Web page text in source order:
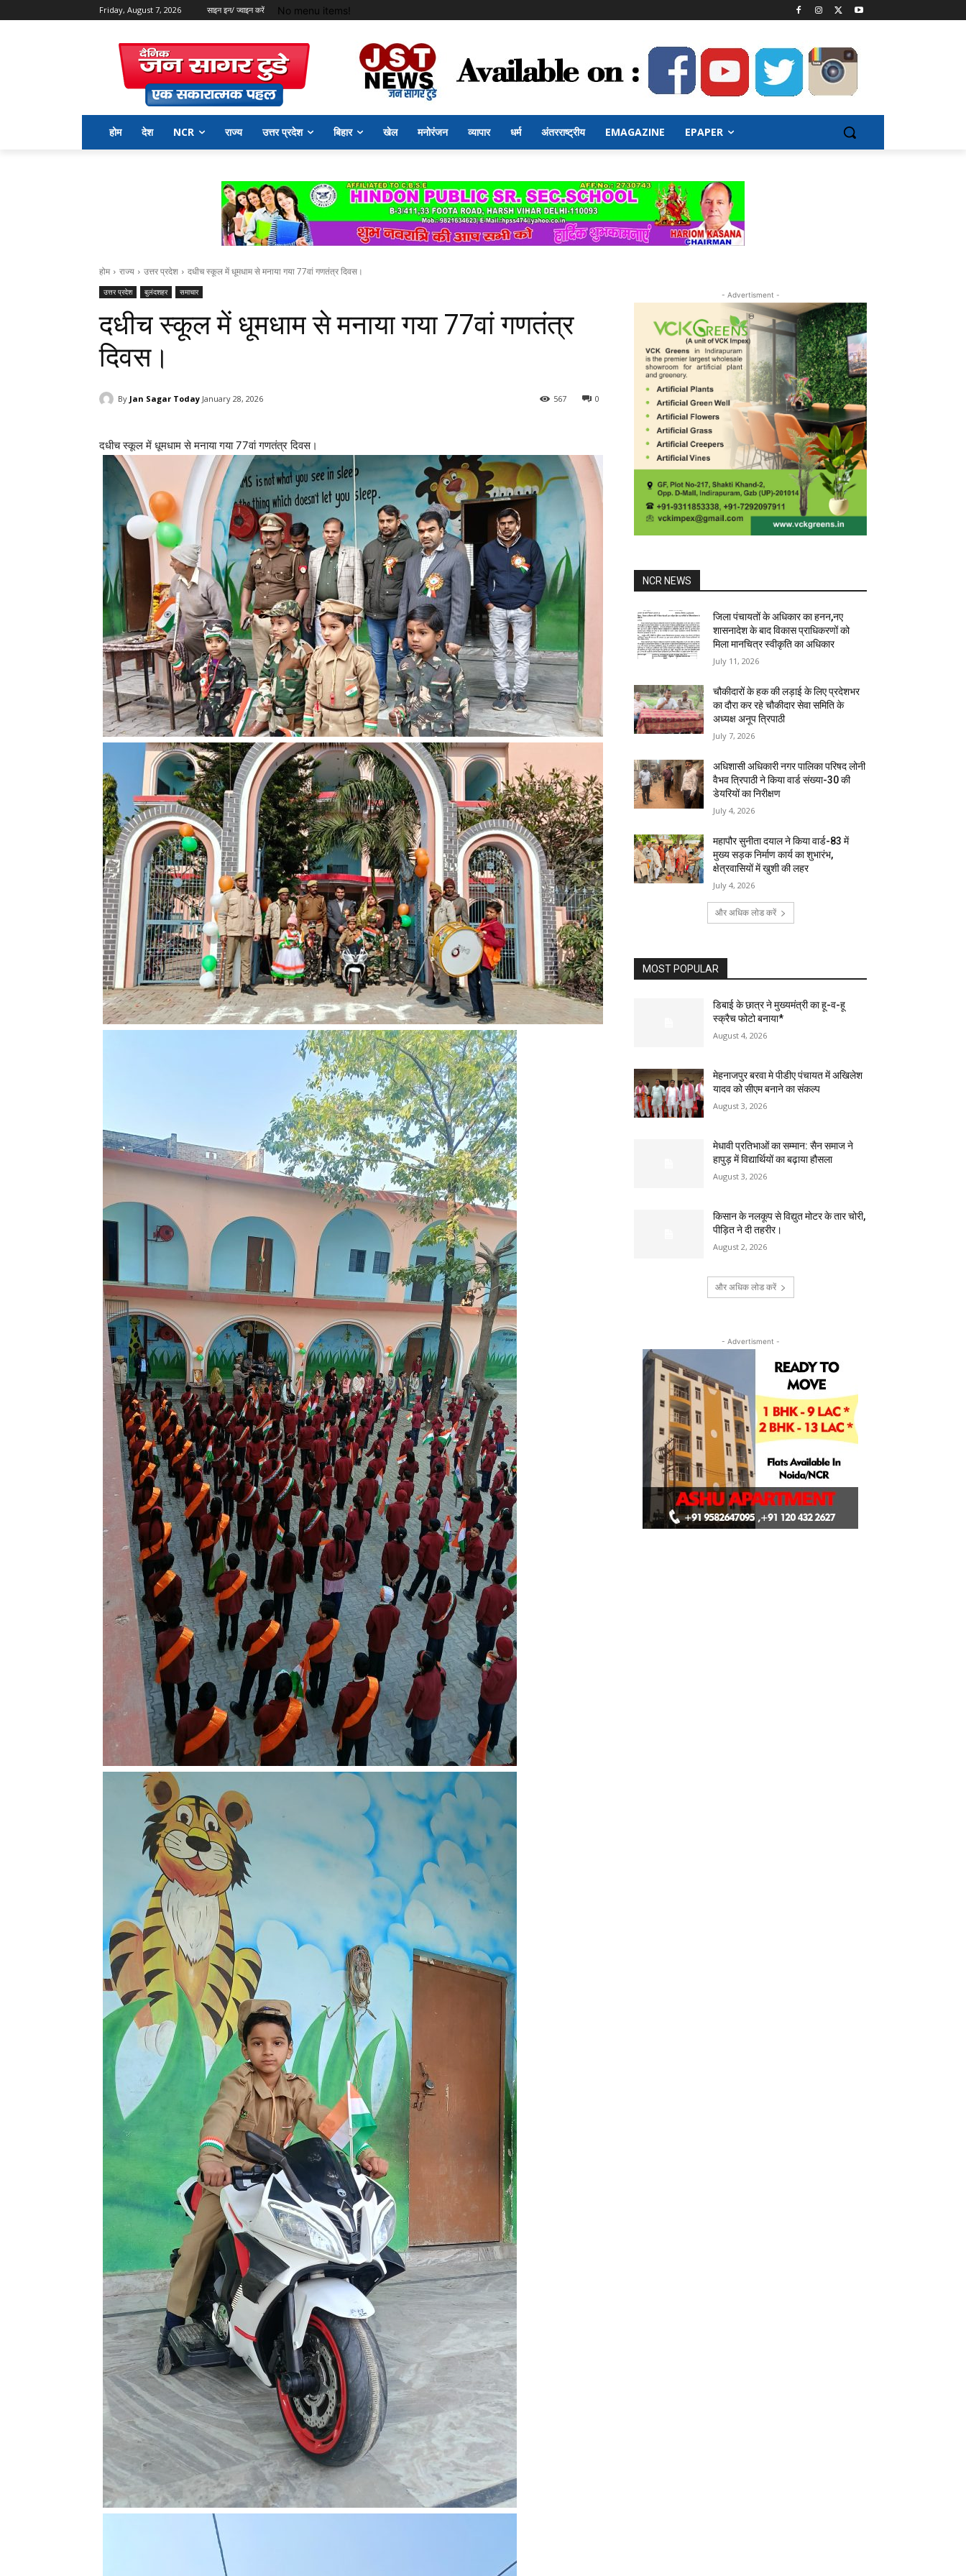
Friday, August 7, 2026 साइन इन/ ज्वाइन करें No menu items!
होम देश NCR राज्य उत्तर प्रदेश बिहार खेल मनोरंजन व्यापार धर्म अंतरराष्ट्रीय EMAGAZINE EPAPER
होम राज्य उत्तर प्रदेश दधीच स्कूल में धूमधाम से मनाया गया 77वां गणतंत्र दिवस।
उत्तर प्रदेश बुलंदशहर समाचार
दधीच स्कूल में धूमधाम से मनाया गया 77वां गणतंत्र
दिवस।
By Jan Sagar Today January 28, 2026 0
567
दधीच स्कूल में धूमधाम से मनाया गया 77वां गणतंत्र दिवस।
- Advertisment -
NCR NEWS
जिला पंचायतों के अधिकार का हनन,नए
शासनादेश के बाद विकास प्राधिकरणों को
मिला मानचित्र स्वीकृति का अधिकार
July 11, 2026
चौकीदारों के हक की लड़ाई के लिए प्रदेशभर
का दौरा कर रहे चौकीदार सेवा समिति के
अध्यक्ष अनूप त्रिपाठी
July 7, 2026
अधिशासी अधिकारी नगर पालिका परिषद लोनी
वैभव त्रिपाठी ने किया वार्ड संख्या-30 की
डेयरियों का निरीक्षण
July 4, 2026
महापौर सुनीता दयाल ने किया वार्ड-83 में
मुख्य सड़क निर्माण कार्य का शुभारंभ,
क्षेत्रवासियों में खुशी की लहर
July 4, 2026
और अधिक लोड करें
MOST POPULAR
डिबाई के छात्र ने मुख्यमंत्री का हू-व-हू
स्क्रैच फोटो बनाया*
August 4, 2026
मेहनाजपुर बरवा मे पीडीए पंचायत में अखिलेश
यादव को सीएम बनाने का संकल्प
August 3, 2026
मेधावी प्रतिभाओं का सम्मान: सैन समाज ने
हापुड़ में विद्यार्थियों का बढ़ाया हौसला
August 3, 2026
किसान के नलकूप से विद्युत मोटर के तार चोरी,
पीड़ित ने दी तहरीर।
August 2, 2026
और अधिक लोड करें
- Advertisment -